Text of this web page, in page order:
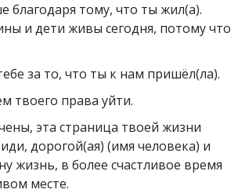
благодаря тому, что ты жил(а).
и дети живы сегодня, потому что
за то, что ты к нам пришёл(ла).
твоего права уйти.
эта страница твоей жизни
дорогой(ая) (имя человека) и
жизнь, в более счастливое время
месте.